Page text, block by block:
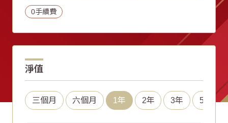
0手續費
淨值
三個月 六個月 1年 2年 3年 5年